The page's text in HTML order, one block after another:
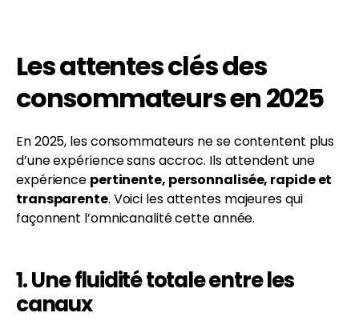
Les attentes clés des
consommateurs en 2025
En 2025, les consommateurs ne se contentent plus
d’une expérience sans accroc. Ils attendent une
expérience pertinente, personnalisée, rapide et
transparente. Voici les attentes majeures qui
façonnent l’omnicanalité cette année.
1. Une fluidité totale entre les
canaux